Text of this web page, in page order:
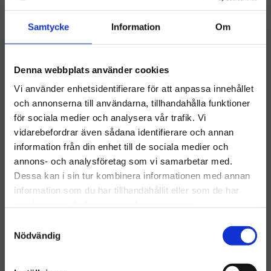
Samtycke Information Om
Denna webbplats använder cookies
Vi använder enhetsidentifierare för att anpassa innehållet
och annonserna till användarna, tillhandahålla funktioner
för sociala medier och analysera vår trafik. Vi
vidarebefordrar även sådana identifierare och annan
information från din enhet till de sociala medier och
annons- och analysföretag som vi samarbetar med.
Dessa kan i sin tur kombinera informationen med annan
information som du har tillhandahållit eller som de har
Nödvändig
50ml
Alkoholbaserad
50 ml-förpackning med
snäppkork, perfekt för mobil
användning
6kr
kr
Lägg till i önskelista
INFO
400ml
Lämnar inga rester på ytan
kr
INFO
MISSA INTE
69 %
Välkommen till hygieneleeds.se
Vill du handla som företag eller privatperson?
FÖRETAG